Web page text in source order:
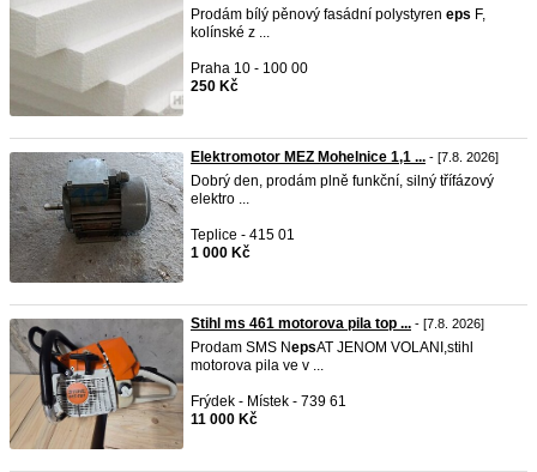
Prodám bílý pěnový fasádní polystyren eps F,
kolínské z ...
Praha 10 - 100 00
250 Kč
Elektromotor MEZ Mohelnice 1,1 ... - [7.8. 2026]
Dobrý den, prodám plně funkční, silný třífázový
elektro ...
Teplice - 415 01
1 000 Kč
Stihl ms 461 motorova pila top ... - [7.8. 2026]
Prodam SMS NepsAT JENOM VOLANI,stihl
motorova pila ve v ...
Frýdek - Místek - 739 61
11 000 Kč